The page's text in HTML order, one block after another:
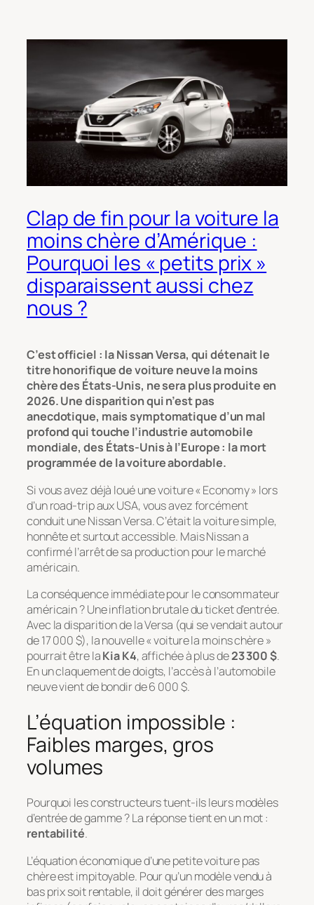
Clap de fin pour la voiture la
moins chère d’Amérique :
Pourquoi les « petits prix »
disparaissent aussi chez
nous ?
C’est officiel : la Nissan Versa, qui détenait le
titre honorifique de voiture neuve la moins
chère des États-Unis, ne sera plus produite en
2026. Une disparition qui n’est pas
anecdotique, mais symptomatique d’un mal
profond qui touche l’industrie automobile
mondiale, des États-Unis à l’Europe : la mort
programmée de la voiture abordable.
Si vous avez déjà loué une voiture « Economy » lors
d’un road-trip aux USA, vous avez forcément
conduit une Nissan Versa. C’était la voiture simple,
honnête et surtout accessible. Mais Nissan a
confirmé l’arrêt de sa production pour le marché
américain.
La conséquence immédiate pour le consommateur
américain ? Une inflation brutale du ticket d’entrée.
Avec la disparition de la Versa (qui se vendait autour
de 17 000 $), la nouvelle « voiture la moins chère »
pourrait être laKia K4, affichée à plus de23 300 $.
En un claquement de doigts, l’accès à l’automobile
neuve vient de bondir de 6 000 $.
L’équation impossible :
Faibles marges, gros
volumes
Pourquoi les constructeurs tuent-ils leurs modèles
d’entrée de gamme ? La réponse tient en un mot :
rentabilité.
L’équation économique d’une petite voiture pas
chère est impitoyable. Pour qu’un modèle vendu à
bas prix soit rentable, il doit générer des marges